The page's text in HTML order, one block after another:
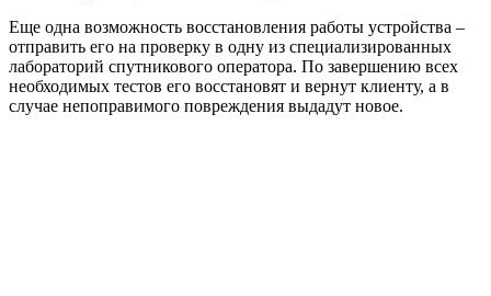
Еще одна возможность восстановления работы устройства –
отправить его на проверку в одну из специализированных
лабораторий спутникового оператора. По завершению всех
необходимых тестов его восстановят и вернут клиенту, а в
случае непоправимого повреждения выдадут новое.